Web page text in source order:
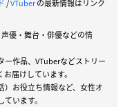
/VTuberの最新情報はリンク
優・舞台・俳優などの情
ー作品、VTuberなどストリー
届けしています。
）お役立ち情報など、女性オ
います。